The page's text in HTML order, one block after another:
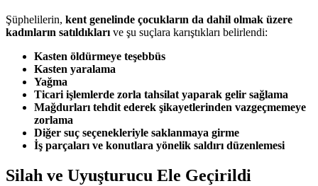
Şüphelilerin, kent genelinde çocukların da dahil olmak üzere
kadınların satıldıkları ve şu suçlara karıştıkları belirlendi:
Kasten öldürmeye teşebbüs
Kasten yaralama
Yağma
Ticari işlemlerde zorla tahsilat yaparak gelir sağlama
Mağdurları tehdit ederek şikayetlerinden vazgeçmemeye
zorlama
Diğer suç seçenekleriyle saklanmaya girme
İş parçaları ve konutlara yönelik saldırı düzenlemesi
Silah ve Uyuşturucu Ele Geçirildi